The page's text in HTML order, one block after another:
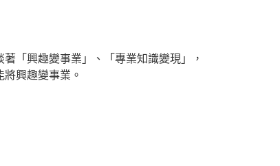
「興趣變事業」、「專業知識變現」，
興趣變事業。